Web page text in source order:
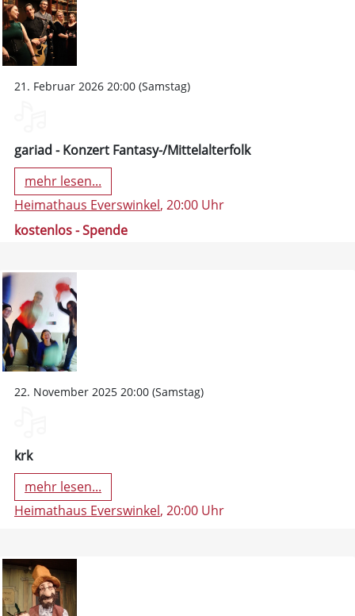
21. Februar 2026 20:00 (Samstag)
gariad - Konzert Fantasy-/Mittelalterfolk
mehr lesen...
Heimathaus Everswinkel, 20:00 Uhr
kostenlos - Spende
22. November 2025 20:00 (Samstag)
krk
mehr lesen...
Heimathaus Everswinkel, 20:00 Uhr